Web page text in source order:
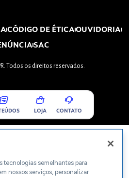
CÓDIGO DE ÉTICAOUVIDORIA
SAC
Todos os direitos reservados.
LOJA CONTATO
tecnologias semelhantes para
nossos serviços, personalizar